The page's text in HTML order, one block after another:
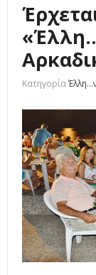
Κατηγορία